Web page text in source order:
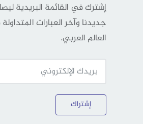
إشترك في القائمة البريدية
جديدنا وآخر العبارات
العالم العربي.
إشتراك